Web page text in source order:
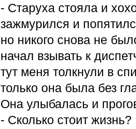
- Старуха стояла и
зажмурился и
но никого снова не
начал взывать к
тут меня толкнули в
только она была без
Она улыбалась и
- Сколько стоит жизнь?